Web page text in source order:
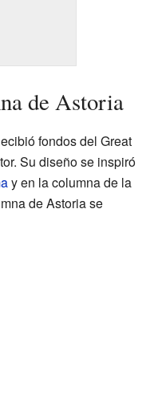
de Astoria
fondos del Great
Su diseño se inspiró
y en la columna de la
de Astoria se